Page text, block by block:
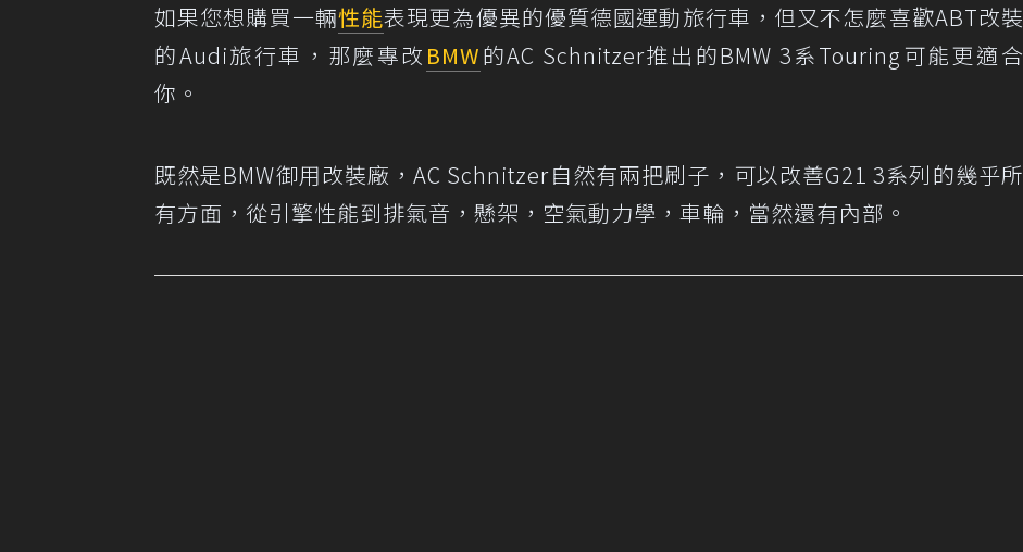
如果您想購買一輛性能表現更為優異的優質德國運動旅行車，但又不怎麼喜歡ABT改裝
的Audi旅行車，那麼專改 BMW的AC Schnitzer推出的BMW 3系Touring可能更適合
你。
既然是BMW御用改裝廠，AC Schnitzer自然有兩把刷子，可以改善G21 3系列的幾乎所
有方面，從引擎性能到排氣音，懸架，空氣動力學，車輪，當然還有內部。